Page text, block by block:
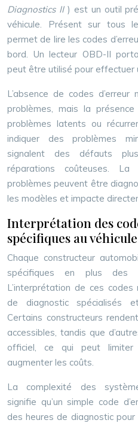
Diagnostics II ) est un outil
véhicule. Présent sur tous
permet de lire les codes
bord. Un lecteur OBD-II
peut être utilisé pour effectuer
L’absence de codes
problèmes, mais la
problèmes latents ou
indiquer des problèmes
signalent des défauts
réparations coûteuses.
problèmes peuvent être
les modèles et impacte
Interprétation des
spécifiques au véhicule
Chaque constructeur
spécifiques en plus des
L’interprétation de ces
de diagnostic spécialisés
Certains constructeurs
accessibles, tandis que
officiel, ce qui peut limiter
augmenter les coûts.
La complexité des
signifie qu’un simple code
des heures de diagnostic